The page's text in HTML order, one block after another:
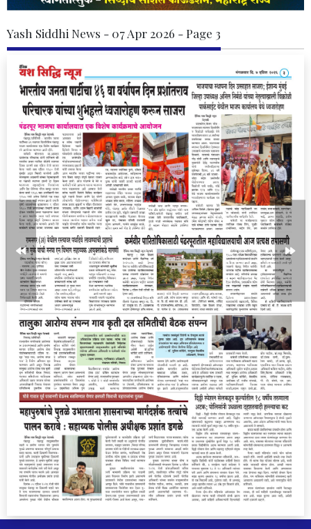
Yash Siddhi News - 07 Apr 2026 - Page 3